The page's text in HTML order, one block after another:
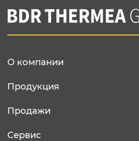
О компании
Продукция
Продажи
Сервис